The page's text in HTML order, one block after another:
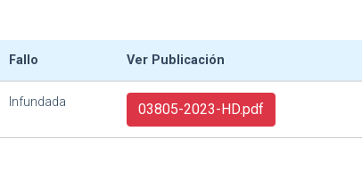
Fallo Ver Publicación
Infundada 03805-2023-HD.pdf